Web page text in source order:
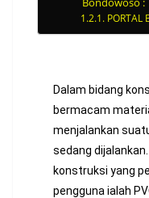
PORTAL
Dalam bidang
bermacam
menjalankan
sedang
konstruksi yang
pengguna ialah